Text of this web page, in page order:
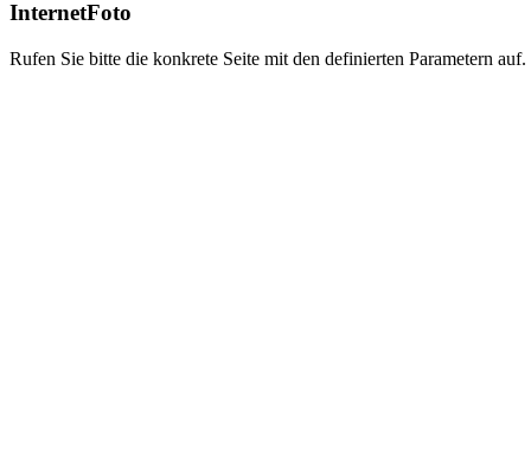
InternetFoto
Rufen Sie bitte die konkrete Seite mit den definierten Parametern auf.